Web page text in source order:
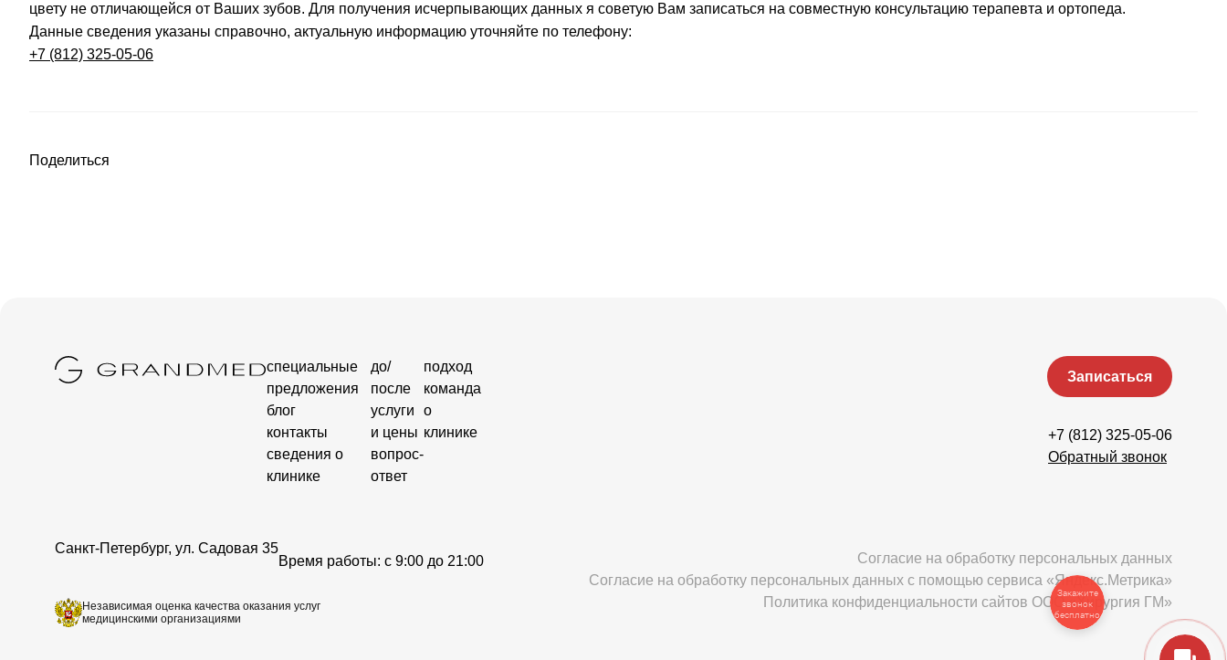
цвету не отличающейся от Ваших зубов. Для получения исчерпывающих данных я советую Вам записаться на совместную консультацию терапевта и ортопеда.
Данные сведения указаны справочно, актуальную информацию уточняйте по телефону:
+7 (812) 325-05-06
Поделиться
специальные
предложения
блог
контакты
сведения о
клинике
до/
после
услуги
и цены
вопрос-
ответ
подход
команда
о
клинике
Записаться
+7 (812) 325-05-06
Обратный звонок
Санкт-Петербург, ул. Садовая 35
Время работы: c 9:00 до 21:00
Независимая оценка качества оказания услуг
медицинскими организациями
Согласие на обработку персональных данных
Согласие на обработку персональных данных с помощью сервиса «Яндекс.Метрика»
Политика конфиденциальности сайтов ООО «Хирургия ГМ»
Закажите
звонок
бесплатно